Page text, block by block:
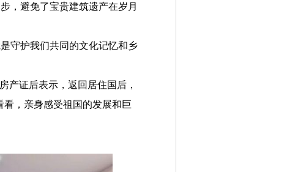
，避免了宝贵建筑遗产在岁月
守护我们共同的文化记忆和乡
产证后表示，返回居住国后，
，亲身感受祖国的发展和巨